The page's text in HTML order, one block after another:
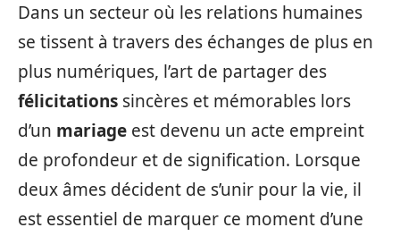
Dans un secteur où les relations humaines
se tissent à travers des échanges de plus en
plus numériques, l’art de partager des
félicitations sincères et mémorables lors
d’un mariage est devenu un acte empreint
de profondeur et de signification. Lorsque
deux âmes décident de s’unir pour la vie, il
est essentiel de marquer ce moment d’une